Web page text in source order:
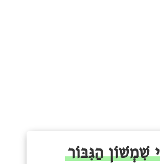
שִׁמְשׁוֹן הַגִּבּוֹר